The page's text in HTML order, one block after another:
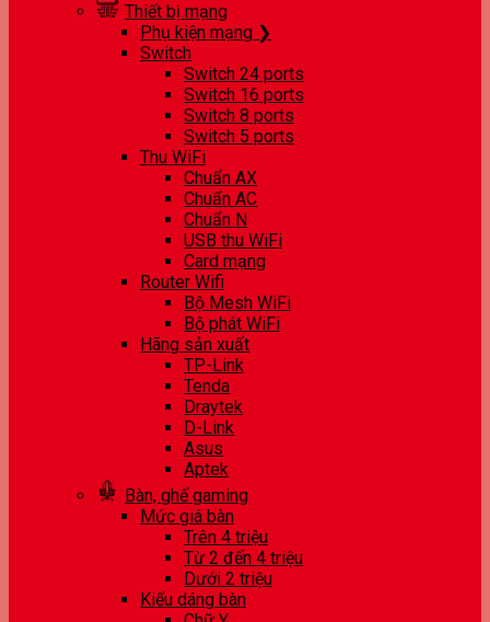
Thiết bị mạng
Phụ kiện mạng ❯
Switch
Switch 24 ports
Switch 16 ports
Switch 8 ports
Switch 5 ports
Thu WiFi
Chuẩn AX
Chuẩn AC
Chuẩn N
USB thu WiFi
Card mạng
Router Wifi
Bộ Mesh WiFi
Bộ phát WiFi
Hãng sản xuất
TP-Link
Tenda
Draytek
D-Link
Asus
Aptek
Bàn, ghế gaming
Mức giá bàn
Trên 4 triệu
Từ 2 đến 4 triệu
Dưới 2 triệu
Kiểu dáng bàn